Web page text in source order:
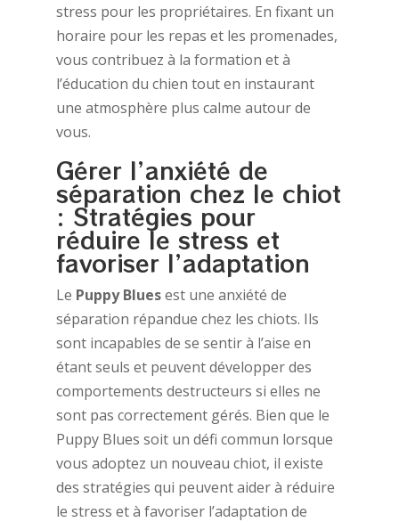
stress pour les propriétaires. En fixant un
horaire pour les repas et les promenades,
vous contribuez à la formation et à
l’éducation du chien tout en instaurant
une atmosphère plus calme autour de
vous.
Gérer l’anxiété de
séparation chez le chiot
: Stratégies pour
réduire le stress et
favoriser l’adaptation
Le Puppy Bluesest une anxiété de
séparation répandue chez les chiots. Ils
sont incapables de se sentir à l’aise en
étant seuls et peuvent développer des
comportements destructeurs si elles ne
sont pas correctement gérés. Bien que le
Puppy Blues soit un défi commun lorsque
vous adoptez un nouveau chiot, il existe
des stratégies qui peuvent aider à réduire
le stress et à favoriser l’adaptation de